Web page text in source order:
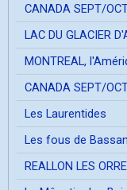
CANADA SEPT/
LAC DU GLACIER
MONTREAL,
CANADA SEPT/
Les Laurentides
Les fous de
REALLON LES